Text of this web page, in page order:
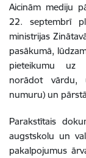
Aicinām mediju
22. septembrī
ministrijas
pasākumā,
pieteikumu uz
norādot vārdu,
numuru) un
Parakstītais
augstskolu un
pakalpojumus